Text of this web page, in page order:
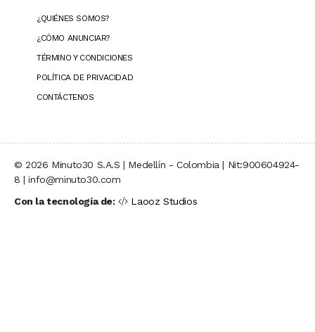
¿QUIÉNES SOMOS?
¿CÓMO ANUNCIAR?
TÉRMINO Y CONDICIONES
POLÍTICA DE PRIVACIDAD
CONTÁCTENOS
© 2026 Minuto30 S.A.S | Medellín - Colombia | Nit:900604924-
8 | info@minuto30.com
Con la tecnología de:
Laooz Studios